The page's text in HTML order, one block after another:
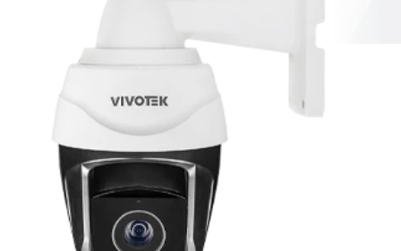
Global – English
North America – English
Taiwan HQ - 繁體中文
Japan - 日本語
VORTEX平台
運作模式
VORTEX AI
雲端轉型
應用場景
產業應用
速食餐飲與零售
更多資訊
客戶案例
合作夥伴
關於我們